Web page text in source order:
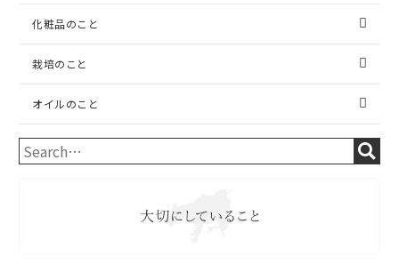
化粧品のこと
栽培のこと
オイルのこと